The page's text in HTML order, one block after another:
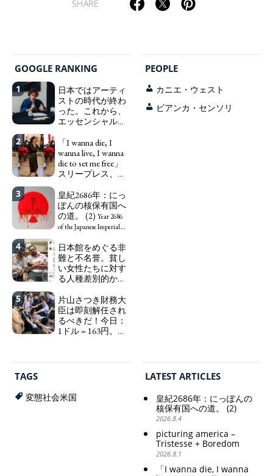
SHARE
GOOGLE RANKING
1
日本ではアーティ
ストの時代が終わ
った。これから、
エッセンシャルワ
ワーカー、ソーシ
ャルワーカーと同
じ、アートワーカ
ーになる。We have
word "artist" into the
word "Art Worker"
(similar to "Essential
Worker", "Sex Worker" or
2
「I wanna die, I
wanna live, I wanna
die to set me free」
スリープレス、セ
で、自己憐憫に浸
る日本人女性サナ
エ：道標としての
破壊。"I wanna die, I
set me free" - Sanae, a
Japanese woman who is
sleepless, sexless, depressive
and wallowing in self-
guidepost.
3
皇紀2686年：にっ
ぽんの核保有国へ
の道。 (2) Year 2686
of the Japanese Imperial
Becoming a Nuclear
Power. (2)
4
日本館をめぐる非
難と不名誉。貧し
い女性たちに対す
る人種差別的かつ
取。保守的な日本
の家父長制の強
化。戸籍制度の強
化。差別的な血統
poor women.
Strengthening of
5
片山さつき財務大
臣は即刻解任され
るべきだ！今日：
1ドル = 163円。に
替メリットを強調
Finance Minister
PEOPLE
カニエ・ウェスト
ビアンカ・センソリ
TAGS
変態社会米国
LATEST ARTICLES
皇紀2686年：にっぽんの
核保有国への道。 (2)
2026.8.4
picturing america –
Tristesse + Boredom
2026.8.1
「I wanna die, I wanna